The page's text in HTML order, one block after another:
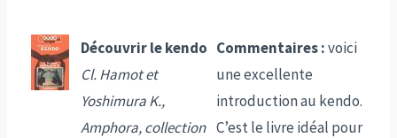
Découvrir le kendo
Cl. Hamot et
Yoshimura K.,
Amphora, collection
Commentaires :voici
une excellente
introduction au kendo.
C’est le livre idéal pour